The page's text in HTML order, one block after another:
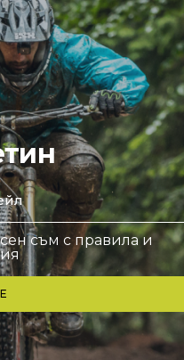
съм с правила и